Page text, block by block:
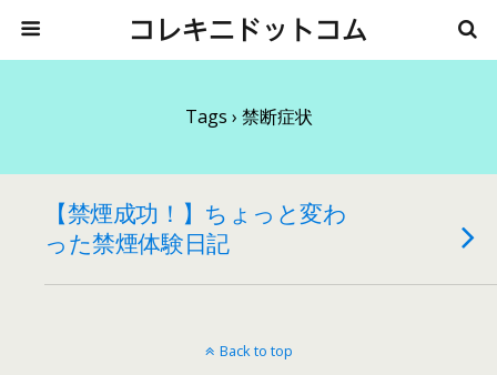
コレキニドットコム
Tags › 禁断症状
【禁煙成功！】ちょっと変わ
った禁煙体験日記
Back to top